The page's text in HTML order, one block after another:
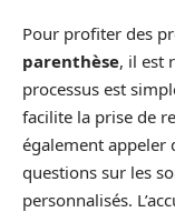
Pour profiter des
parenthèse, il est
processus est
facilite la prise de
également appeler
questions sur les
personnalisés.